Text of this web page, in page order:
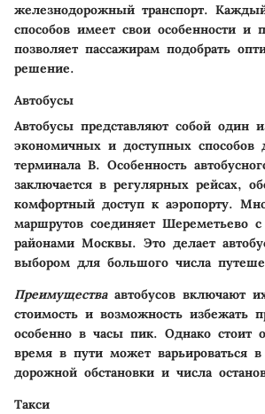
железнодорожный транспорт.
способов имеет свои особенности и
позволяет пассажирам подобрать
решение.
Автобусы
Автобусы представляют собой один
экономичных и доступных способов
терминала B. Особенность
заключается в регулярных рейсах,
комфортный доступ к аэропорту.
маршрутов соединяет Шереметьево
районами Москвы. Это делает
выбором для большого числа
Преимуществаавтобусов включают
стоимость и возможность избежать
особенно в часы пик. Однако стоит
время в пути может варьироваться в
дорожной обстановки и числа
Такси